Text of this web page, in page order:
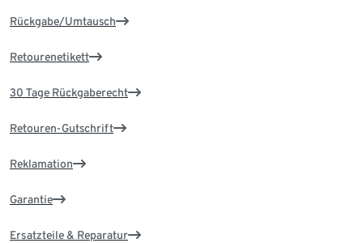
Rückgabe/Umtausch
Retourenetikett
30 Tage Rückgaberecht
Retouren-Gutschrift
Reklamation
Garantie
Ersatzteile & Reparatur